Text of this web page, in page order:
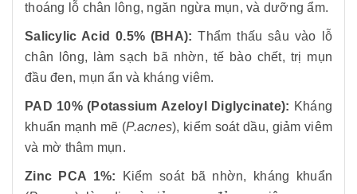
thoáng lỗ chân lông, ngăn ngừa mụn, và dưỡng ẩm.
Salicylic Acid 0.5% (BHA): Thẩm thấu sâu vào lỗ
chân lông, làm sạch bã nhờn, tế bào chết, trị mụn
đầu đen, mụn ẩn và kháng viêm.
PAD 10% (Potassium Azeloyl Diglycinate): Kháng
khuẩn mạnh mẽ (P.acnes), kiểm soát dầu, giảm viêm
và mờ thâm mụn.
Zinc PCA 1%: Kiểm soát bã nhờn, kháng khuẩn